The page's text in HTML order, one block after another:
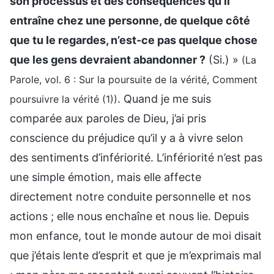
entraîne chez une personne, de quelque côté
que tu le regardes, n’est-ce pas quelque chose
que les gens devraient abandonner ? (Si.) » (La
Parole, vol. 6 : Sur la poursuite de la vérité, Comment
poursuivre la vérité (1)). Quand je me suis
comparée aux paroles de Dieu, j’ai pris
conscience du préjudice qu’il y a à vivre selon
des sentiments d’infériorité. L’infériorité n’est pas
une simple émotion, mais elle affecte
directement notre conduite personnelle et nos
actions ; elle nous enchaîne et nous lie. Depuis
mon enfance, tout le monde autour de moi disait
que j’étais lente d’esprit et que je m’exprimais mal